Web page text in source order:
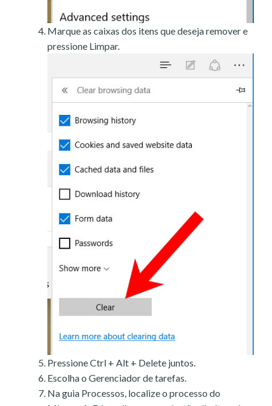
Marque as caixas dos itens que deseja remover e
pressione Limpar.
Pressione Ctrl + Alt + Delete juntos.
Escolha o Gerenciador de tarefas.
Na guia Processos, localize o processo do